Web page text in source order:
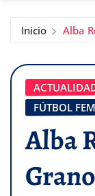
Inicio Alba
FÚTBOL
Alba